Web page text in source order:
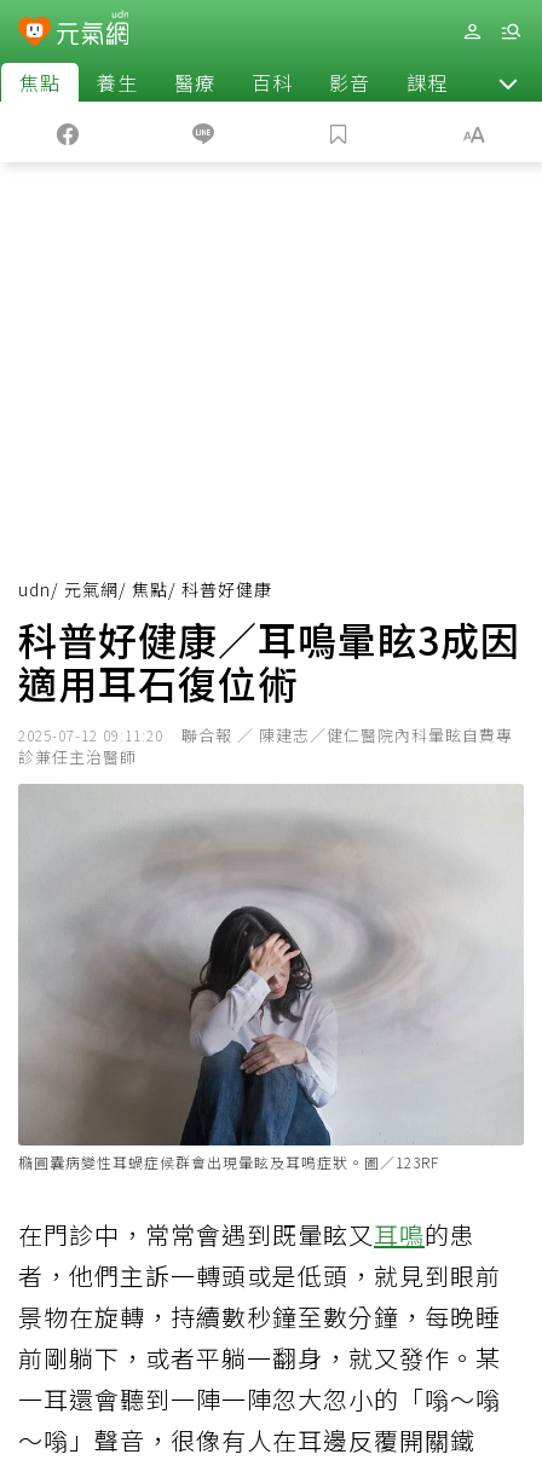
焦點 養生 醫療 百科 影音 課程 退休
udn/ 元氣網/ 焦點/ 科普好健康
科普好健康／耳鳴暈眩3成因
適用耳石復位術
2025-07-12 09:11:20
聯合報 ／ 陳建志／健仁醫院內科暈眩自費專
診兼任主治醫師
橢圓囊病變性耳蝸症候群會出現暈眩及耳鳴症狀。圖／123RF
在門診中，常常會遇到既暈眩又耳鳴的患
者，他們主訴一轉頭或是低頭，就見到眼前
景物在旋轉，持續數秒鐘至數分鐘，每晚睡
前剛躺下，或者平躺一翻身，就又發作。某
一耳還會聽到一陣一陣忽大忽小的「嗡～嗡
～嗡」聲音，很像有人在耳邊反覆開關鐵